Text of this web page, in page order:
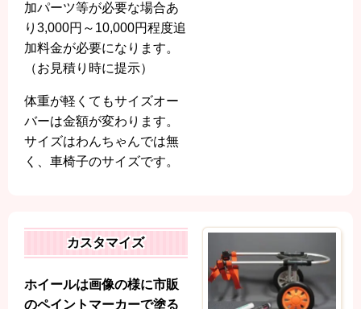
加パーツ等が必要な場合あ
り 3,000円～10,000円程度追
加料金が必要になります。
（お見積り時に提示）
体重が軽くてもサイズオー
バーは金額が変わります。
サイズはわんちゃんでは無
く、車椅子のサイズです。
カスタマイズ
ホイールは画像の様に市販
のペイントマーカーで塗る